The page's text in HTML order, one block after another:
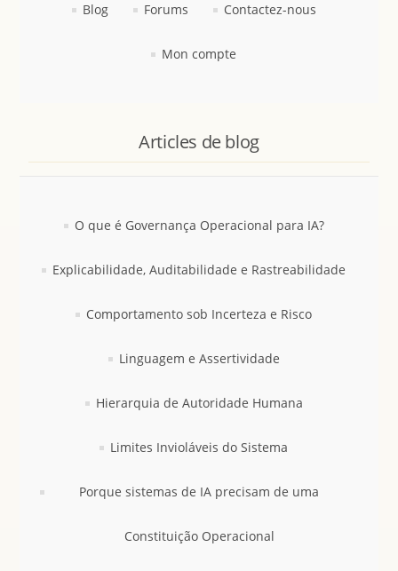
Blog Forums Contactez-nous
Mon compte
Articles de blog
O que é Governança Operacional para IA?
Explicabilidade, Auditabilidade e Rastreabilidade
Comportamento sob Incerteza e Risco
Linguagem e Assertividade
Hierarquia de Autoridade Humana
Limites Invioláveis do Sistema
Porque sistemas de IA precisam de uma
Constituição Operacional